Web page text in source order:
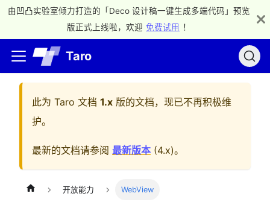
由凹凸实验室倾力打造的「Deco 设计稿一键生成多端代码」预览
版正式上线啦，欢迎 免费试用 ！
Taro
此为 Taro 文档 1.x 版的文档，现已不再积极维
护。
最新的文档请参阅 最新版本 (4.x)。
开放能力 WebView